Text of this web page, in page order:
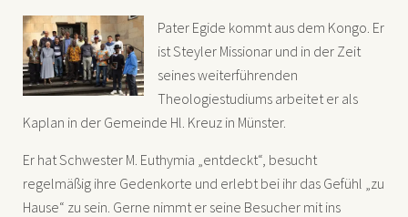
Pater Egide kommt aus dem Kongo. Er
ist Steyler Missionar und in der Zeit
seines weiterführenden
Theologiestudiums arbeitet er als
Kaplan in der Gemeinde Hl. Kreuz in Münster.
Er hat Schwester M. Euthymia „entdeckt“, besucht
regelmäßig ihre Gedenkorte und erlebt bei ihr das Gefühl „zu
Hause“ zu sein. Gerne nimmt er seine Besucher mit ins